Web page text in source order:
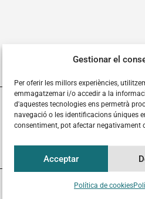
Gestionar el
Per oferir les millors experiències,
emmagatzemar i/o accedir a la
d'aquestes tecnologies ens permetrà
navegació o les identificacions úniques
consentiment, pot afectar negativament
Acceptar
Política de cookies
Política de
Avís legal